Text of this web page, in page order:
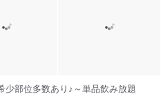
少部位多数あり♪～単品飲み放題